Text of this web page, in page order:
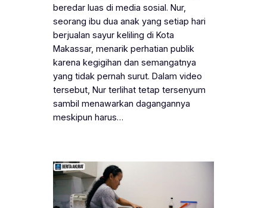
beredar luas di media sosial. Nur,
seorang ibu dua anak yang setiap hari
berjualan sayur keliling di Kota
Makassar, menarik perhatian publik
karena kegigihan dan semangatnya
yang tidak pernah surut. Dalam video
tersebut, Nur terlihat tetap tersenyum
sambil menawarkan dagangannya
meskipun harus…